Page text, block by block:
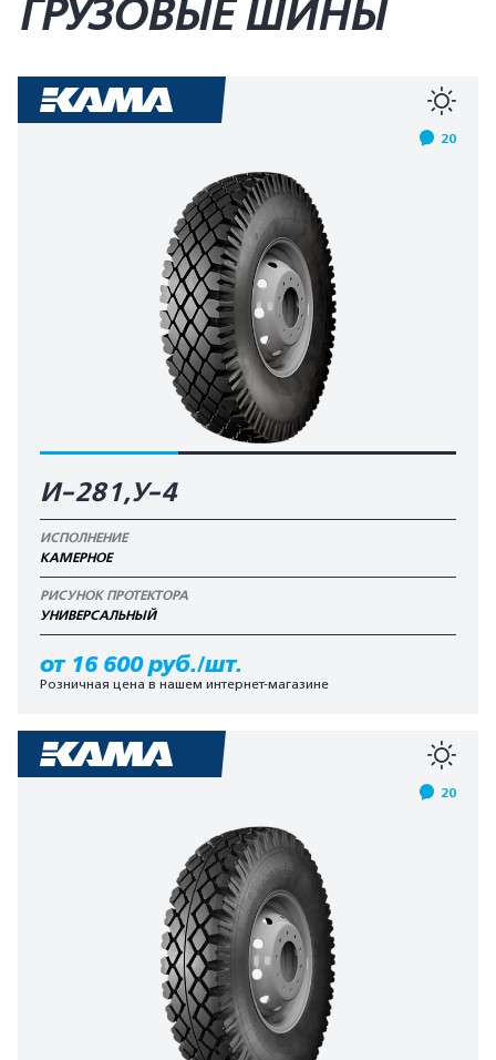
ГРУЗОВЫЕ ШИНЫ
20
И-281,У-4
ИСПОЛНЕНИЕ
КАМЕРНОЕ
РИСУНОК ПРОТЕКТОРА
УНИВЕРСАЛЬНЫЙ
от 16 600 руб./шт.
Розничная цена в нашем интернет-магазине
20